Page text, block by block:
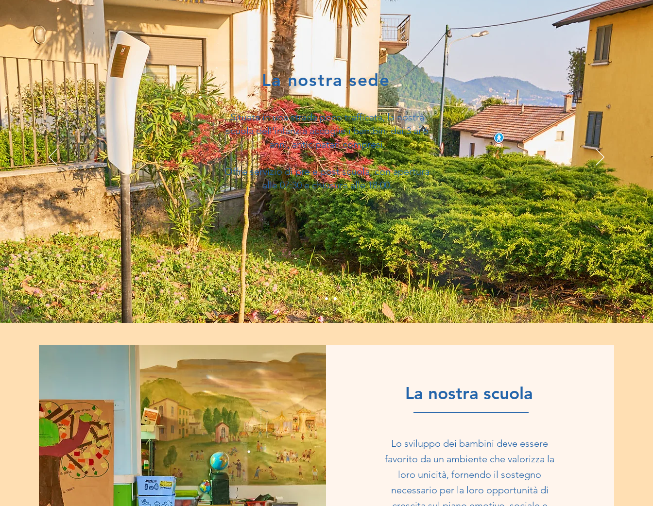
Situata in una strada poco trafficata, la nostra
scuola dell'infanzia accoglie i bambini dai 3 ai 6
anni, anticipatari compresi.
Offre servizio di pre e post scuola, con apertura
alle 07:30 e chiusura alle 18:00.
La nostra sede
La nostra scuola
Lo sviluppo dei bambini deve essere
favorito da un ambiente che valorizza la
loro unicità, fornendo il sostegno
necessario per la loro opportunità di